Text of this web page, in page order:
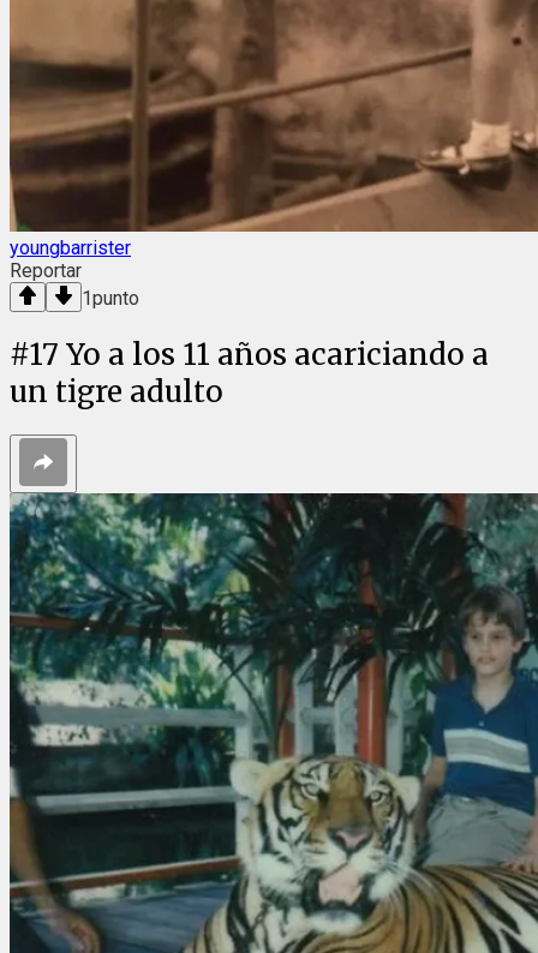
youngbarrister
Reportar
1punto
#17 Yo a los 11 años acariciando a
un tigre adulto